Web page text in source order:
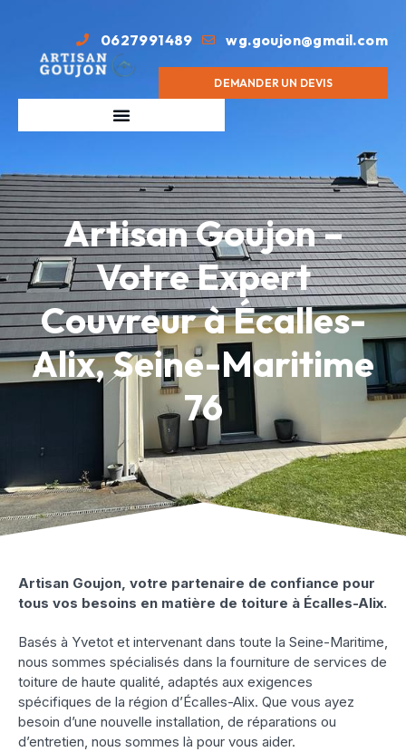
0627991489 wg.goujon@gmail.com
DEMANDER UN DEVIS
Artisan Goujon –
Votre Expert
Couvreur à Écalles-
Alix, Seine-Maritime
76
Artisan Goujon, votre partenaire de confiance pour
tous vos besoins en matière de toiture à Écalles-Alix.
Basés à Yvetot et intervenant dans toute la Seine-Maritime,
nous sommes spécialisés dans la fourniture de services de
toiture de haute qualité, adaptés aux exigences
spécifiques de la région d’Écalles-Alix. Que vous ayez
besoin d’une nouvelle installation, de réparations ou
d’entretien, nous sommes là pour vous aider.